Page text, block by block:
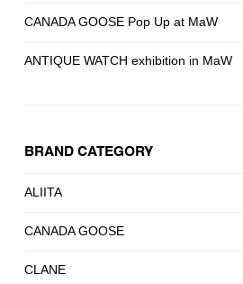
CANADA GOOSE Pop Up at MaW
ANTIQUE WATCH exhibition in MaW
BRAND CATEGORY
ALIITA
CANADA GOOSE
CLANE